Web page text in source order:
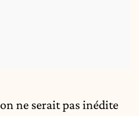
ne serait pas inédite